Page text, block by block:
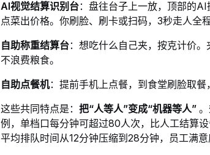
AI视觉结算识别台：盘往台子上一放，顶部的
点菜出价格。你刷脸、刷卡或扫码，3秒走人全
自助称重结算台：想吃什么自己夹，按克计价
不浪费粮食。
自助点餐机：提前手机上点餐，到食堂刷脸取
这些共同特点是： 把“人等人”变成“机器等人”
例，单档口每分钟可超过80人次，比人工结算
平均排队时间从12分钟压缩到28分钟，员工满